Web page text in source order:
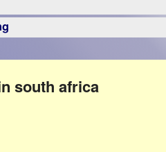
south africa